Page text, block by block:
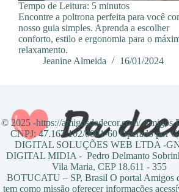
Tempo de Leitura: 5 minutos
Encontre a poltrona perfeita para você
nosso guia simples. Aprenda a escolher
conforto, estilo e ergonomia para o
relaxamento.
Jeanine Almeida
16/01/2024
© 2025 -https://amigosdadecor.com/ Amigos
CNPJ: 47.167.102/0001-60 Operado por
DIGITAL SOLUÇÕES WEB LTDA -
DIGITAL MIDIA - Pedro Delmanto
Vila Maria, CEP 18.611 - 355
BOTUCATU – SP, Brasil O portal Amigos
tem como missão oferecer informações